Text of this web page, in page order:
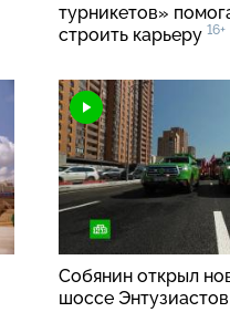
турникетов»
строить карьеру 16+
Собянин открыл
шоссе Энтузиастов